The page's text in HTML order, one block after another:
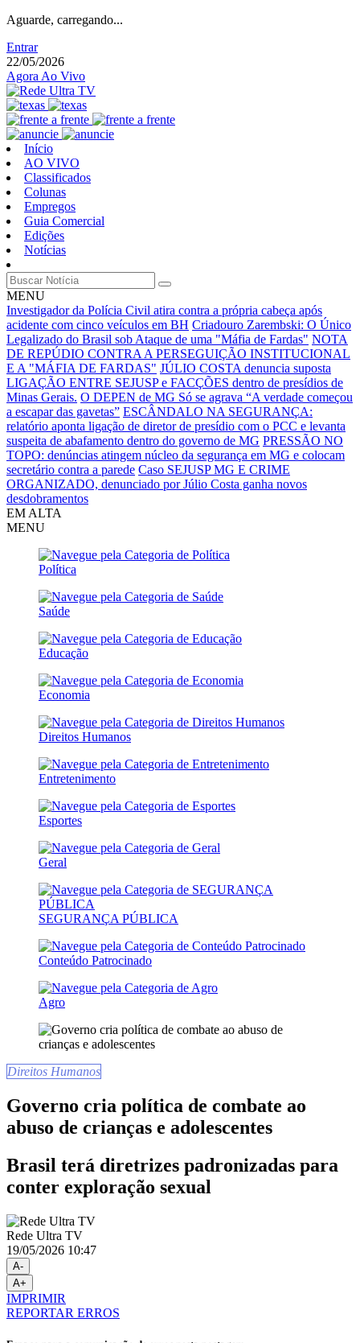
Aguarde, carregando...
Entrar
22/05/2026
Agora Ao Vivo
Início
AO VIVO
Classificados
Colunas
Empregos
Guia Comercial
Edições
Notícias
MENU
Investigador da Polícia Civil atira contra a própria cabeça após
acidente com cinco veículos em BH Criadouro Zarembski: O Único
Legalizado do Brasil sob Ataque de uma "Máfia de Fardas" NOTA
DE REPÚDIO CONTRA A PERSEGUIÇÃO INSTITUCIONAL
E A "MÁFIA DE FARDAS" JÚLIO COSTA denuncia suposta
LIGAÇÃO ENTRE SEJUSP e FACÇÕES dentro de presídios de
Minas Gerais. O DEPEN de MG Só se agrava “A verdade começou
a escapar das gavetas” ESCÂNDALO NA SEGURANÇA:
relatório aponta ligação de diretor de presídio com o PCC e levanta
suspeita de abafamento dentro do governo de MG PRESSÃO NO
TOPO: denúncias atingem núcleo da segurança em MG e colocam
secretário contra a parede Caso SEJUSP MG E CRIME
ORGANIZADO, denunciado por Júlio Costa ganha novos
desdobramentos
EM ALTA
MENU
Política
Saúde
Educação
Economia
Direitos Humanos
Entretenimento
Esportes
Geral
SEGURANÇA PÚBLICA
Conteúdo Patrocinado
Agro
Direitos Humanos
Governo cria política de combate ao
abuso de crianças e adolescentes
Brasil terá diretrizes padronizadas para
conter exploração sexual
Rede Ultra TV
19/05/2026 10:47
A-
A+
IMPRIMIR
REPORTAR ERROS